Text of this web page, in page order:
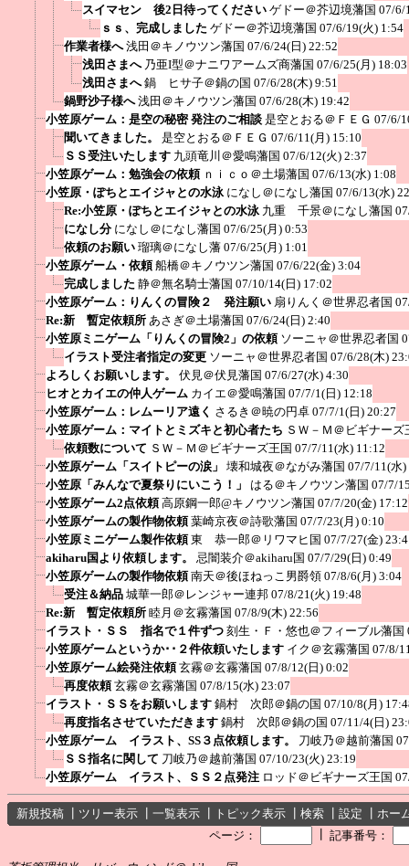
スイマセン 後2日待ってください ゲドー＠芥辺境藩国 07/6/
ｓｓ、完成しました ゲドー＠芥辺境藩国 07/6/19(火) 1:54
作業者様へ 浅田＠キノウツン藩国 07/6/24(日) 22:52
浅田さまへ 乃亜I型＠ナニワアームズ商藩国 07/6/25(月) 18:03
浅田さまへ 鍋 ヒサ子＠鍋の国 07/6/28(木) 9:51
鍋野沙子様へ 浅田＠キノウツン藩国 07/6/28(木) 19:42
小笠原ゲーム：是空の秘密 発注のご相談 是空とおる＠ＦＥＧ 07/6/
聞いてきました。
是空とおる＠ＦＥＧ 07/6/11(月) 15:10
ＳＳ受注いたします 九頭竜川＠愛鳴藩国 07/6/12(火) 2:37
小笠原ゲーム：勉強会の依頼 ｎｉｃｏ＠土場藩国 07/6/13(水) 1:08
小笠原・ぽちとエイジャとの水泳 になし＠になし藩国 07/6/13(水)
Re:小笠原・ぽちとエイジャとの水泳 九重 千景＠になし藩国
になし分 になし＠になし藩国 07/6/25(月) 0:53
依頼のお願い 瑠璃＠になし藩 07/6/25(月) 1:01
小笠原ゲーム・依頼 船橋＠キノウツン藩国 07/6/22(金) 3:04
完成しました 静＠無名騎士藩国 07/10/14(日) 17:02
小笠原ゲーム：りんくの冒険２ 発注願い 扇りんく＠世界忍者国
Re:新 暫定依頼所 あさぎ＠土場藩国 07/6/24(日) 2:40
小笠原ミニゲーム「りんくの冒険2」の依頼 ソーニャ＠世界忍者国
イラスト受注者指定の変更 ソーニャ＠世界忍者国 07/6/28(木)
よろしくお願いします。
伏見＠伏見藩国 07/6/27(水) 4:30
ヒオとカイエの仲人ゲーム カイエ＠愛鳴藩国 07/7/1(日) 12:18
小笠原ゲーム：レムーリア遠く さるき＠暁の円卓 07/7/1(日) 20:27
小笠原ゲーム：マイトとミズキと初心者たち ＳＷ－Ｍ＠ビギナーズ
依頼数について ＳＷ－Ｍ＠ビギナーズ王国 07/7/11(水) 11:12
小笠原ゲーム「スイトピーの涙」
壊和城夜＠ながみ藩国 07/7/11(水)
小笠原「みんなで夏祭りにいこう！」
はる＠キノウツン藩国 07/7/
小笠原ゲーム2点依頼 高原鋼一郎@キノウツン藩国 07/7/20(金) 17:12
小笠原ゲームの製作物依頼 葉崎京夜＠詩歌藩国 07/7/23(月) 0:10
小笠原ミニゲーム製作依頼 東 恭一郎＠リワマヒ国 07/7/27(金)
akiharu国より依頼します。
忌闇装介＠akiharu国 07/7/29(日) 0:49
小笠原ゲームの製作物依頼 南天＠後ほねっこ男爵領 07/8/6(月) 3:04
受注＆納品 城華一郎＠レンジャー連邦 07/8/21(火) 19:48
Re:新 暫定依頼所 睦月＠玄霧藩国 07/8/9(木) 22:56
イラスト・ＳＳ 指名で１件ずつ 刻生・Ｆ・悠也＠フィーブル藩国
小笠原ゲームというか･･２件依頼いたします イク＠玄霧藩国 07/8/
小笠原ゲーム絵発注依頼 玄霧＠玄霧藩国 07/8/12(日) 0:02
再度依頼 玄霧＠玄霧藩国 07/8/15(水) 23:07
イラスト・ＳＳをお願いします 鍋村 次郎＠鍋の国 07/10/8(月)
再度指名させていただきます 鍋村 次郎＠鍋の国 07/11/4(日)
小笠原ゲーム イラスト、SS３点依頼します。
刀岐乃＠越前藩国
ＳＳ指名に関して 刀岐乃＠越前藩国 07/10/23(火) 23:19
小笠原ゲーム イラスト、ＳＳ２点発注 ロッド＠ビギナーズ王国
新規投稿 ツリー表示 一覧表示 トピック表示 検索 設定
ホー
ページ：
記事番号：